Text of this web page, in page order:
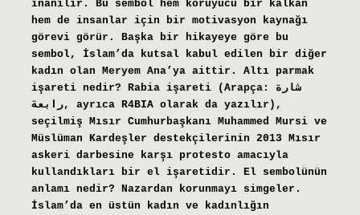
inanılır. Bu sembol hem koruyucu bir kalkan
hem de insanlar için bir motivasyon kaynağı
görevi görür. Başka bir hikayeye göre bu
sembol, İslam’da kutsal kabul edilen bir diğer
kadın olan Meryem Ana’ya aittir. Altı parmak
işareti nedir? Rabia işareti (Arapça: شارة
رابعة, ayrıca R4BIA olarak da yazılır),
seçilmiş Mısır Cumhurbaşkanı Muhammed Mursi ve
Müslüman Kardeşler destekçilerinin 2013 Mısır
askeri darbesine karşı protesto amacıyla
kullandıkları bir el işaretidir. El sembolünün
anlamı nedir? Nazardan korunmayı simgeler.
İslam’da en üstün kadın ve kadınlığın